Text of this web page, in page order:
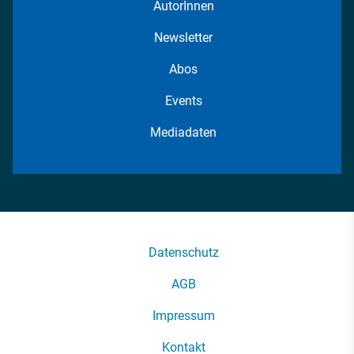
AutorInnen
Newsletter
Abos
Events
Mediadaten
Datenschutz
AGB
Impressum
Kontakt